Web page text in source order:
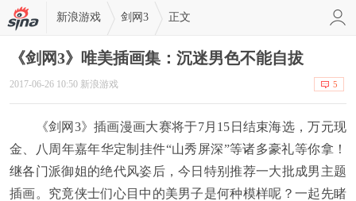
新浪游戏 剑网3 正文
《剑网3》唯美插画集：沉迷男色不能自拔
2017-06-26 10:50 新浪游戏 5
《剑网3》插画漫画大赛将于7月15日结束海选，万元现
金、八周年嘉年华定制挂件“山秀屏深”等诸多豪礼等你拿！
继各门派御姐的绝代风姿后，今日特别推荐一大批成男主题
插画。究竟侠士们心目中的美男子是何种模样呢？一起先睹